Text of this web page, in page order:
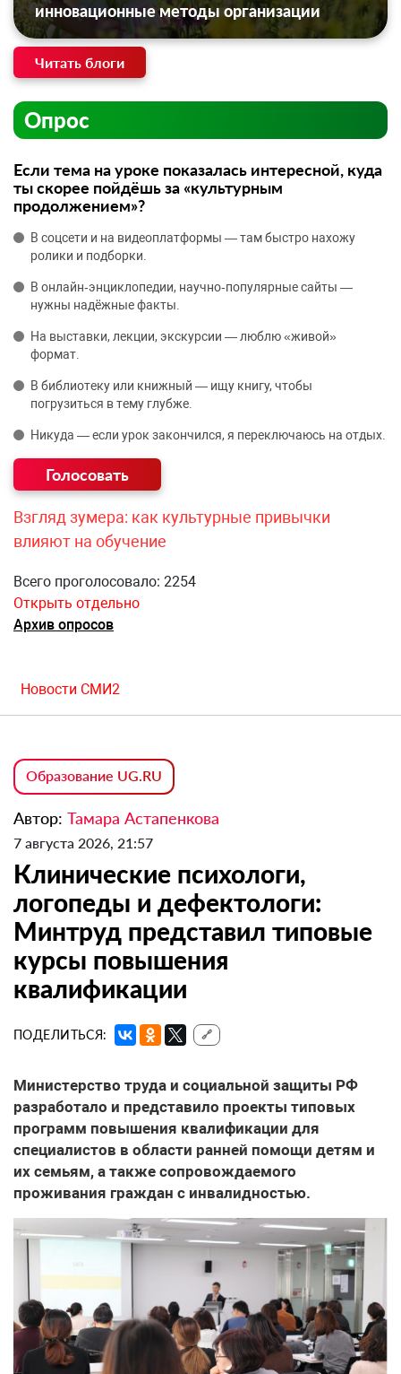
инновационные методы организации
Читать блоги
Опрос
Если тема на уроке показалась интересной, куда
ты скорее пойдёшь за «культурным
продолжением»?
В соцсети и на видеоплатформы — там быстро нахожу
ролики и подборки.
В онлайн‑энциклопедии, научно‑популярные сайты —
нужны надёжные факты.
На выставки, лекции, экскурсии — люблю «живой»
формат.
В библиотеку или книжный — ищу книгу, чтобы
погрузиться в тему глубже.
Никуда — если урок закончился, я переключаюсь на отдых.
Взгляд зумера: как культурные привычки
влияют на обучение
Всего проголосовало: 2254
Открыть отдельно
Архив опросов
Новости СМИ2
Образование UG.RU
Автор: Тамара Астапенкова
7 августа 2026, 21:57
Клинические психологи,
логопеды и дефектологи:
Минтруд представил типовые
курсы повышения
квалификации
ПОДЕЛИТЬСЯ: 🔗
Министерство труда и социальной защиты РФ
разработало и представило проекты типовых
программ повышения квалификации для
специалистов в области ранней помощи детям и
их семьям, а также сопровождаемого
проживания граждан с инвалидностью.